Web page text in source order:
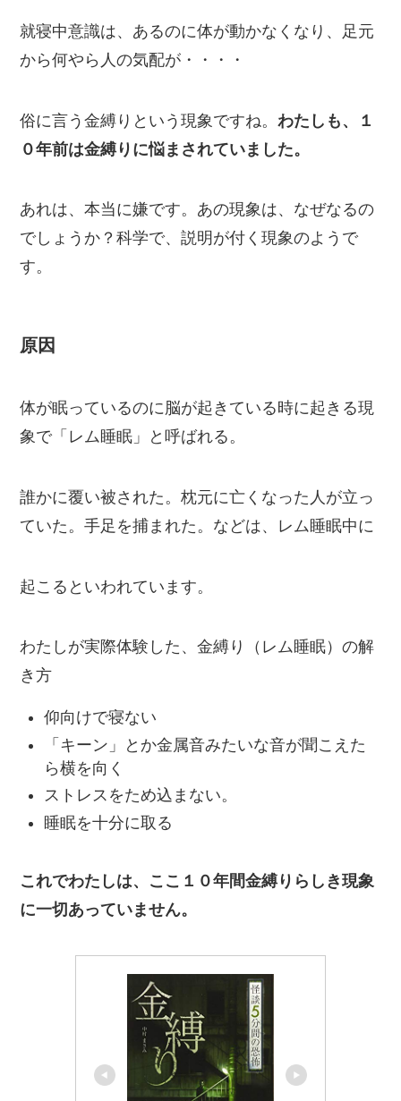
就寝中意識は、あるのに体が動かなくなり、足元
から何やら人の気配が・・・・
俗に言う金縛りという現象ですね。わたしも、１
０年前は金縛りに悩まされていました。
あれは、本当に嫌です。あの現象は、なぜなるの
でしょうか？科学で、説明が付く現象のようで
す。
原因
体が眠っているのに脳が起きている時に起きる現
象で「レム睡眠」と呼ばれる。
誰かに覆い被された。枕元に亡くなった人が立っ
ていた。手足を捕まれた。などは、レム睡眠中に
起こるといわれています。
わたしが実際体験した、金縛り（レム睡眠）の解
き方
仰向けで寝ない
「キーン」とか金属音みたいな音が聞こえた
ら横を向く
ストレスをため込まない。
睡眠を十分に取る
これでわたしは、ここ１０年間金縛りらしき現象
に一切あっていません。